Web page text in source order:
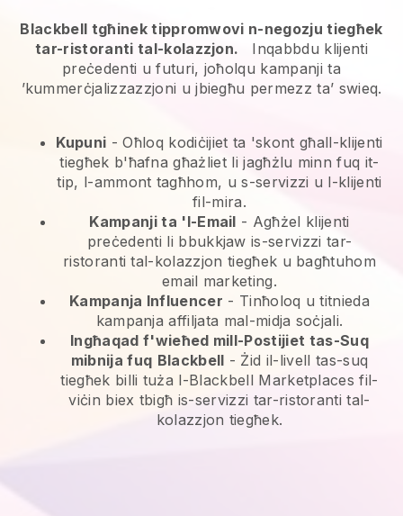
Blackbell tgħinek tippromwovi n-negozju tiegħek
tar-ristoranti tal-kolazzjon.
Inqabbdu klijenti
preċedenti u futuri, joħolqu kampanji ta
’kummerċjalizzazzjoni u jbiegħu permezz ta’ swieq.
Kupuni - Oħloq kodiċijiet ta 'skont għall-klijenti
tiegħek b'ħafna għażliet li jagħżlu minn fuq it-
tip, l-ammont tagħhom, u s-servizzi u l-klijenti
fil-mira.
Kampanji ta 'l-Email - Agħżel klijenti
preċedenti li bbukkjaw is-servizzi tar-
ristoranti tal-kolazzjon tiegħek u bagħtuhom
email marketing.
Kampanja Influencer - Tinħoloq u titnieda
kampanja affiljata mal-midja soċjali.
Ingħaqad f'wieħed mill-Postijiet tas-Suq
mibnija fuq Blackbell - Żid il-livell tas-suq
tiegħek billi tuża l-Blackbell Marketplaces fil-
viċin biex tbigħ is-servizzi tar-ristoranti tal-
kolazzjon tiegħek.